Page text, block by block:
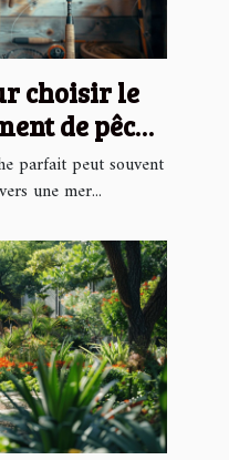
choisir le
de pêche
parfait peut souvent
une mer...